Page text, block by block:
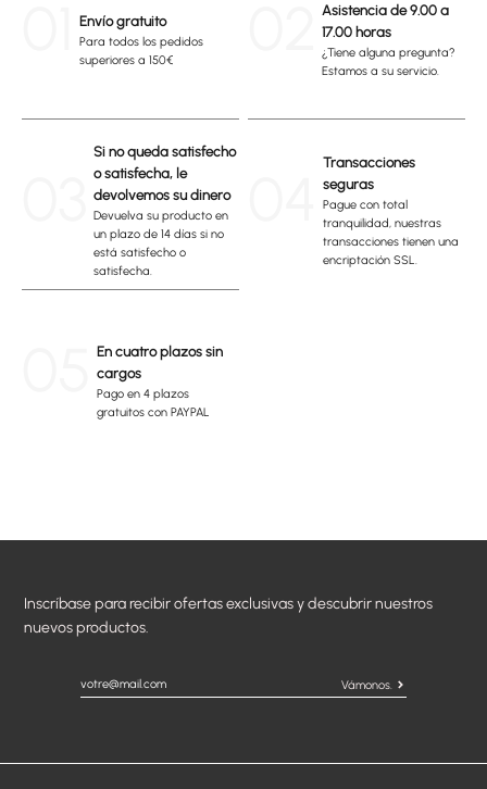
Envío gratuito
Para todos los pedidos
superiores a 150€
Asistencia de 9.00 a
17.00 horas
¿Tiene alguna pregunta?
Estamos a su servicio.
Si no queda satisfecho
o satisfecha, le
devolvemos su dinero
Devuelva su producto en
un plazo de 14 días si no
está satisfecho o
satisfecha.
Transacciones
seguras
Pague con total
tranquilidad, nuestras
transacciones tienen una
encriptación SSL.
En cuatro plazos sin
cargos
Pago en 4 plazos
gratuitos con PAYPAL
Inscríbase para recibir ofertas exclusivas y descubrir nuestros
nuevos productos.
Vámonos.